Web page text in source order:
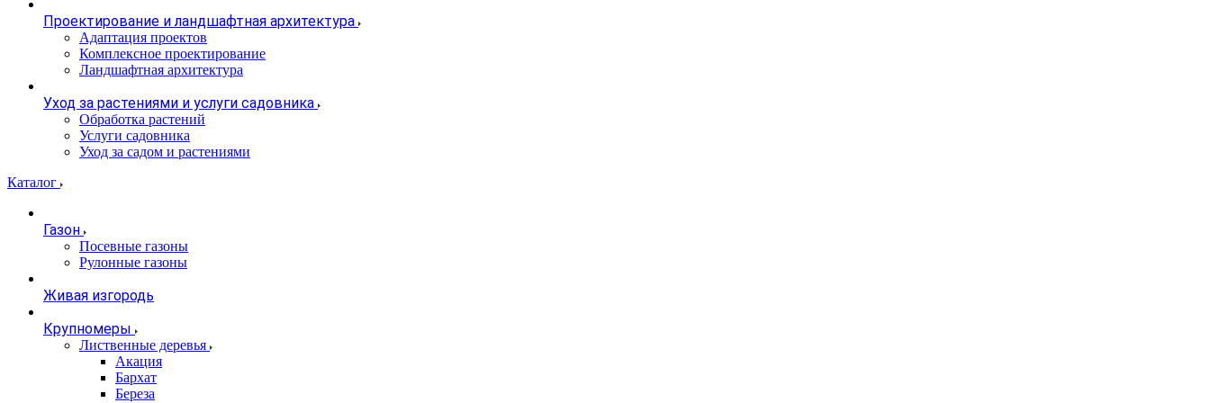
Проектирование и ландшафтная архитектура
Адаптация проектов
Комплексное проектирование
Ландшафтная архитектура
Уход за растениями и услуги садовника
Обработка растений
Услуги садовника
Уход за садом и растениями
Каталог
Газон
Посевные газоны
Рулонные газоны
Живая изгородь
Крупномеры
Лиственные деревья
Акация
Бархат
Береза